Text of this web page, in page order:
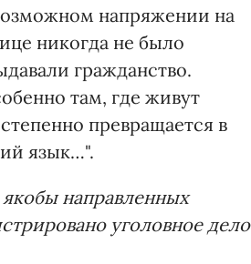
напряжении на
никогда не было
гражданство.
там, где живут
превращается в
язык…".
направленных
уголовное дело